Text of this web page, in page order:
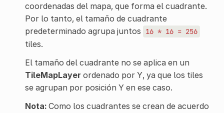
coordenadas del mapa, que forma el cuadrante.
Por lo tanto, el tamaño de cuadrante
predeterminado agrupa juntos
16 * 16 = 256
tiles.
El tamaño del cuadrante no se aplica en un
TileMapLayer ordenado por Y, ya que los tiles
se agrupan por posición Y en ese caso.
Nota:Como los cuadrantes se crean de acuerdo